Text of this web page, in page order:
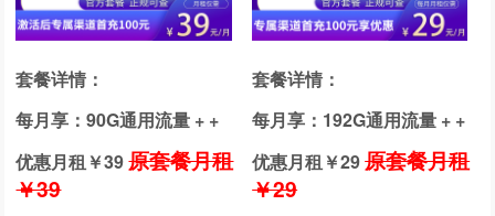
套餐详情：
每月享：90G通用流量 + +
优惠月租￥39原套餐月租
￥39
套餐详情：
每月享：192G通用流量 + +
优惠月租￥29原套餐月租
￥29